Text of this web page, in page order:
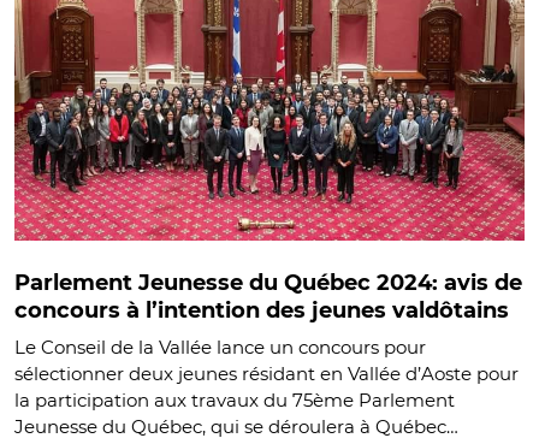
Parlement Jeunesse du Québec 2024: avis de
concours à l’intention des jeunes valdôtains
Le Conseil de la Vallée lance un concours pour
sélectionner deux jeunes résidant en Vallée d’Aoste pour
la participation aux travaux du 75ème Parlement
Jeunesse du Québec, qui se déroulera à Québec…